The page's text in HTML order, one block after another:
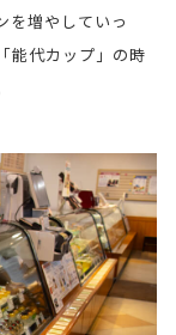
を増やしていっ
能代カップ」の時